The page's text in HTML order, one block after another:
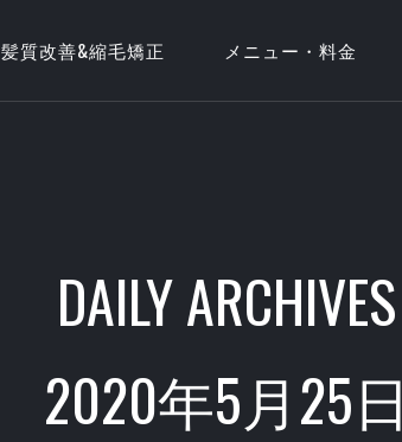
髪質改善&縮毛矯正 メニュー・料金
DAILY ARCHIVES
2020年5月25日